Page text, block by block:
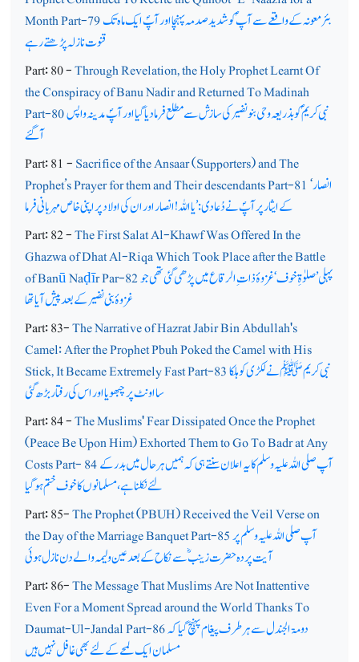
Month Part-79بئر معونہ کے واقعے سے آپ ؐ کو شدید صدمہ پہنچا اور آپؐ ایک ماہ تک
قنوت نازلہ پڑھتے رہے
Part: 80 -Through Revelation, the Holy Prophet Learnt Of
the Conspiracy of Banu Nadir and Returned To Madinah
Part-80نبی کریم ؐکو بذریعہ وحی بنونضیر کی سازش سے مطلع فرما دیا گیا اور آپؐ مدینہ واپس
آگئے
Part: 81 -Sacrifice of the Ansaar (Supporters) and The
Prophet’s Prayer for them and Their descendants Part-81 ‘انصار
کے ایثار پر آپؐ نے دُعا دی:’ یا اللہ! انصار اور ان کی اولاد پر اپنی خاص مہربانی فرما
Part: 82 -The First Salat Al-Khawf Was Offered In the
Ghazwa of Dhat Al-Riqa Which Took Place after the Battle
of BanūNaḍīr Par-82پہلی’ صلوٰۃِ خوف ‘ غزوۂ ذات ِ الرقاع میں پڑھی گئی تھی جو
غزوۂ بنی نضیر کے بعد پیش آیا تھا
Part: 83-The Narrative of Hazrat Jabir Bin Abdullah's
Camel: After the Prophet Pbuh Poked the Camel with His
Stick, It Became Extremely Fast Part-83نبی کریم ﷺنے لکڑی کو ہلکا
سا اونٹ پر چبھویا اور اس کی رفتار بڑھ گئی
Part: 84 -The Muslims' Fear Dissipated Once the Prophet
(Peace Be Upon Him) Exhorted Them to Go To Badr at Any
Costs Part- 84آپ صلی اللہ علیہ وسلم کا یہ اعلان سنتے ہی کہ ہمیں ہر حال میں بدر کے
لئے نکلنا ہے،مسلمانوں کا خوف ختم ہوگیا
Part: 85-The Prophet (PBUH) Received the Veil Verse on
the Day of the Marriage Banquet Part-85آپ صلی اللہ علیہ وسلم پر
آیت پردہ حضرت زینبؓ سے نکاح کے بعد عین ولیمہ والے دن نازل ہوئی
Part: 86-The Message That Muslims Are Not Inattentive
Even For a Moment Spread around the World Thanks To
Daumat-Ul-Jandal Part-86دومۃ الجندل سے ہر طرف پیغام پہنچ گیا کہ
مسلمان ایک لمحے کے لئے بھی غافل نہیں ہیں